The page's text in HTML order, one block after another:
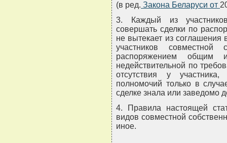
(в ред. Закона Беларуси от
3. Каждый из
совершать сделки по
не вытекает из соглашения
участников совместной
распоряжением общим
недействительной по
отсутствия у
полномочий только в
сделке знала или заведомо
4. Правила настоящей
видов совместной
иное.